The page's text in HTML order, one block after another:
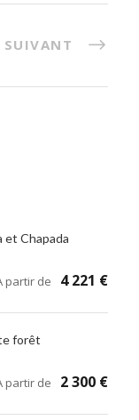
SUIVANT
et Chapada
partir de 4 221 €
forêt
partir de 2 300 €